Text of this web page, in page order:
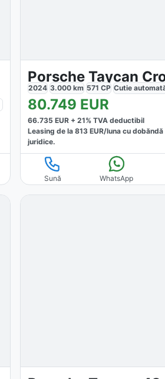
2024 3.000km 571 CP Cutie
80.749 EUR
66.735 EUR + 21% TVA deductibil
Leasing de la 813EUR/lunacu dobăndă
juridice.
Sună WhatsApp